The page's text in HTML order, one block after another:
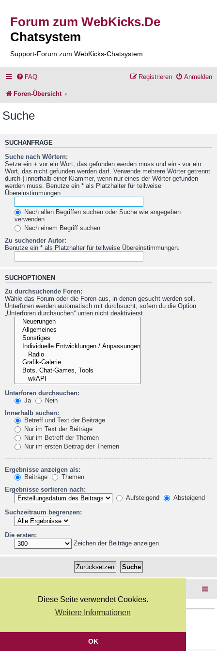
Diese Seite verwendet Cookies.
Weitere Informationen
OK
Forum zum WebKicks.De
Chatsystem
Support-Forum zum WebKicks-Chatsystem
FAQ Anmelden
Registrieren
Foren-Übersicht
Suche
SUCHANFRAGE
Suche nach Wörtern:
Setze ein + vor ein Wort, das gefunden werden muss und ein - vor ein
Wort, das nicht gefunden werden darf. Verwende mehrere Wörter getrennt
durch | innerhalb einer Klammer, wenn nur eines der Wörter gefunden
werden muss. Benutze ein * als Platzhalter für teilweise
Übereinstimmungen.
Nach allen Begriffen suchen oder Suche wie angegeben
verwenden
Nach einem Begriff suchen
Zu suchender Autor:
Benutze ein * als Platzhalter für teilweise Übereinstimmungen.
SUCHOPTIONEN
Zu durchsuchende Foren:
Wähle das Forum oder die Foren aus, in denen gesucht werden soll.
Unterforen werden automatisch mit durchsucht, sofern du die Option
„Unterforen durchsuchen“ unten nicht deaktivierst.
Unterforen durchsuchen:
Ja
Nein
Innerhalb suchen:
Betreff und Text der Beiträge
Nur im Text der Beiträge
Nur im Betreff der Themen
Nur im ersten Beitrag der Themen
Ergebnisse anzeigen als:
Beiträge
Themen
Ergebnisse sortieren nach:
Aufsteigend
Absteigend
Suchzeitraum begrenzen:
Die ersten:
Zeichen der Beiträge anzeigen
Deutsche Übersetzung durchphpBB.de